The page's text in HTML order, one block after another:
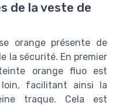
de la veste de
orange présente de
la sécurité. En premier
orange fluo est
facilitant ainsi la
traque. Cela est